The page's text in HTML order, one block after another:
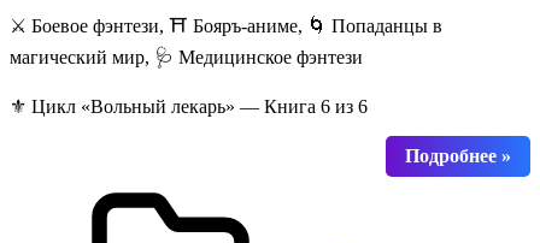
⚔️ Боевое фэнтези, ⛩️ Бояръ-аниме, 🌀 Попаданцы в
магический мир, 🩺 Медицинское фэнтези
⚜️ Цикл «Вольный лекарь» — Книга 6 из 6